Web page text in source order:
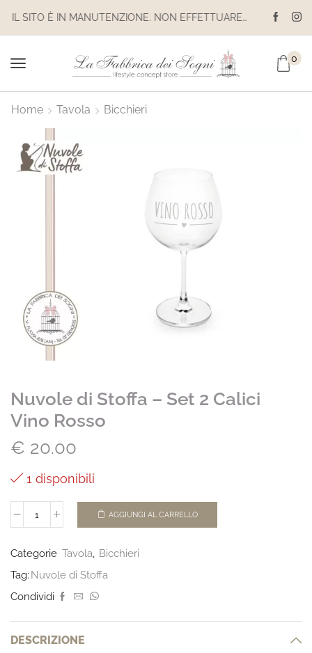
IL SITO È IN MANUTENZIONE. NON EFFETTUARE ACQUISTI. LE SPEDIZIONI SONO SOSPESE
0
Home Tavola Bicchieri
Nuvole di Stoffa – Set 2 Calici
Vino Rosso
€ 20.00
1 disponibili
AGGIUNGI AL CARRELLO
Categorie Tavola
Bicchieri
Tag: Nuvole di Stoffa
Condividi
DESCRIZIONE